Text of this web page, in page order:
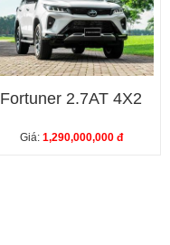
Fortuner 2.7AT 4X2
Giá: 1,290,000,000 đ